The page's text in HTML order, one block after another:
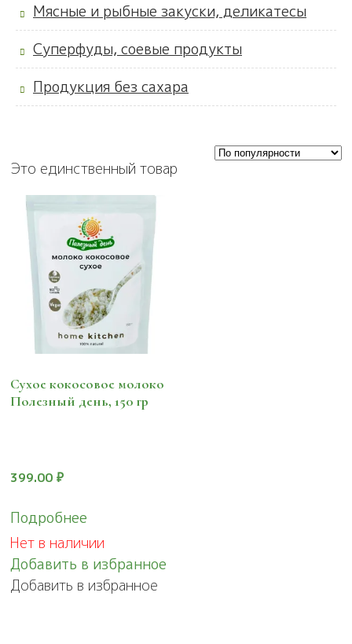
Мясные и рыбные закуски, деликатесы
Суперфуды, соевые продукты
Продукция без сахара
Это единственный товар
Сухое кокосовое молоко
Полезный день, 150 гр
399.00 ₽
Подробнее
Нет в наличии
Добавить в избранное
Добавить в избранное